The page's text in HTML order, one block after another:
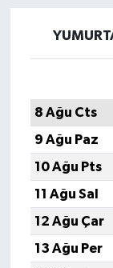
8 Ağu Cts
9 Ağu Paz
10 Ağu Pts
11 Ağu Sal
12 Ağu Çar
13 Ağu Per